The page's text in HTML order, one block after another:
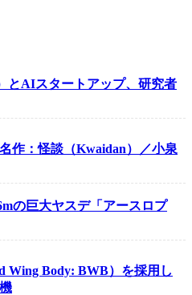
とAIスタートアップ、研究者
作：怪談（Kwaidan）／小泉
の巨大ヤスデ「アースロプ
Wing Body: BWB）を採用し